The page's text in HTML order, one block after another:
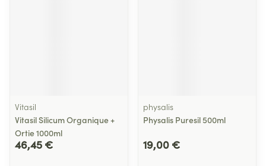
Vitasil
Vitasil Silicum Organique +
Ortie 1000ml
46,45 €
physalis
Physalis Puresil 500ml
19,00 €